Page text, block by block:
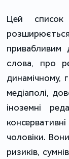
Цей
привабливим
слова, про
динамічному,
медіаполі,
іноземні
чоловіки.
ризиків,